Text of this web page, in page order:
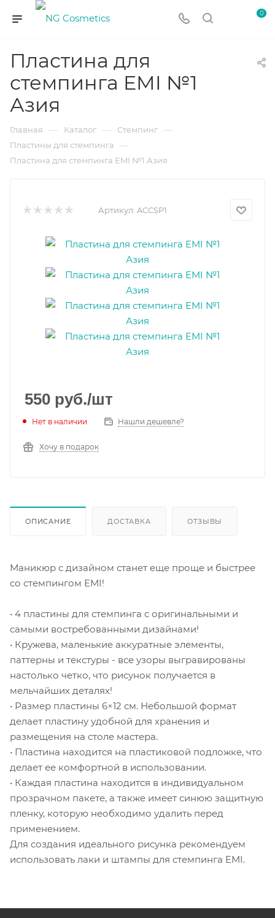
0
Пластина для
стемпинга EMI №1
Азия
Главная — Каталог — Стемпинг —
Пластины для стемпинга —
Пластина для стемпинга EMI №1 Азия
Артикул: ACCSP1
550 руб./шт
Нет в наличии Нашли дешевле?
Хочу в подарок
ОПИСАНИЕ ДОСТАВКА ОТЗЫВЫ
Маникюр с дизайном станет еще проще и быстрее
со стемпингом EMI!
• 4 пластины для стемпинга с оригинальными и
самыми востребованными дизайнами!
• Кружева, маленькие аккуратные элементы,
паттерны и текстуры - все узоры выгравированы
настолько четко, что рисунок получается в
мельчайших деталях!
• Размер пластины 6×12 см. Небольшой формат
делает пластину удобной для хранения и
размещения на столе мастера.
• Пластина находится на пластиковой подложке, что
делает ее комфортной в использовании.
• Каждая пластина находится в индивидуальном
прозрачном пакете, а также имеет синюю защитную
пленку, которую необходимо удалить перед
применением.
Для создания идеального рисунка рекомендуем
использовать лаки и штампы для стемпинга EMI.